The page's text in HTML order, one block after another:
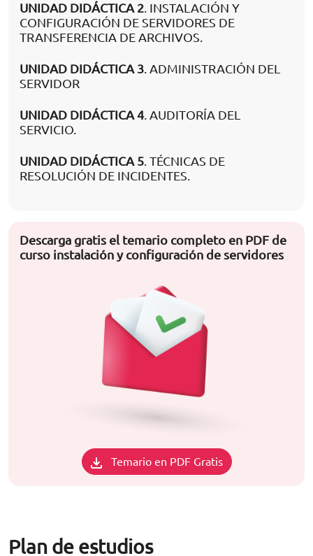
UNIDAD DIDÁCTICA 2. INSTALACIÓN Y
CONFIGURACIÓN DE SERVIDORES DE
TRANSFERENCIA DE ARCHIVOS.
UNIDAD DIDÁCTICA 3. ADMINISTRACIÓN DEL
SERVIDOR
UNIDAD DIDÁCTICA 4. AUDITORÍA DEL
SERVICIO.
UNIDAD DIDÁCTICA 5. TÉCNICAS DE
RESOLUCIÓN DE INCIDENTES.
Descarga gratis el temario completo en PDF de
curso instalación y configuración de servidores
Temario en PDF Gratis
Plan de estudios